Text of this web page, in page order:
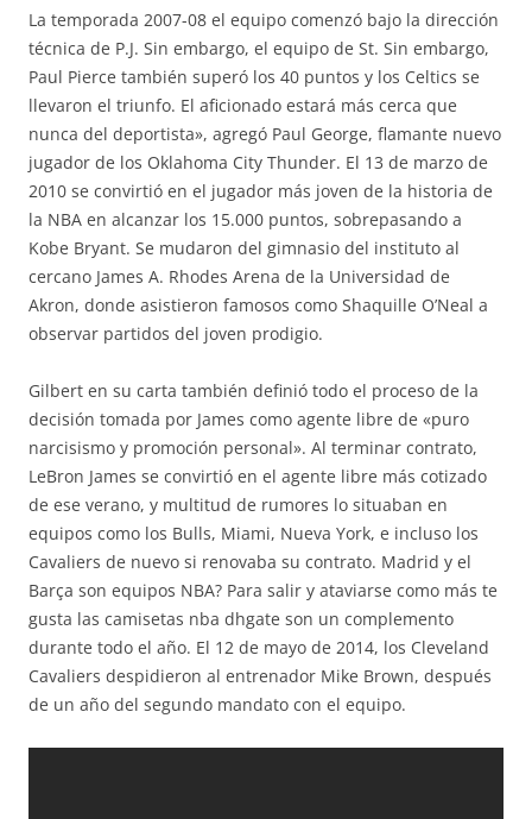
La temporada 2007-08 el equipo comenzó bajo la dirección
técnica de P.J. Sin embargo, el equipo de St. Sin embargo,
Paul Pierce también superó los 40 puntos y los Celtics se
llevaron el triunfo. El aficionado estará más cerca que
nunca del deportista», agregó Paul George, flamante nuevo
jugador de los Oklahoma City Thunder. El 13 de marzo de
2010 se convirtió en el jugador más joven de la historia de
la NBA en alcanzar los 15.000 puntos, sobrepasando a
Kobe Bryant. Se mudaron del gimnasio del instituto al
cercano James A. Rhodes Arena de la Universidad de
Akron, donde asistieron famosos como Shaquille O’Neal a
observar partidos del joven prodigio.
Gilbert en su carta también definió todo el proceso de la
decisión tomada por James como agente libre de «puro
narcisismo y promoción personal». Al terminar contrato,
LeBron James se convirtió en el agente libre más cotizado
de ese verano, y multitud de rumores lo situaban en
equipos como los Bulls, Miami, Nueva York, e incluso los
Cavaliers de nuevo si renovaba su contrato. Madrid y el
Barça son equipos NBA? Para salir y ataviarse como más te
gusta las camisetas nba dhgate son un complemento
durante todo el año. El 12 de mayo de 2014, los Cleveland
Cavaliers despidieron al entrenador Mike Brown, después
de un año del segundo mandato con el equipo.